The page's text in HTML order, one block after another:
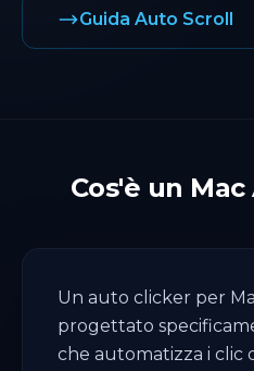
Guida Auto Scroll
Cos'è un
Un auto clicker per
progettato
che automatizza i clic